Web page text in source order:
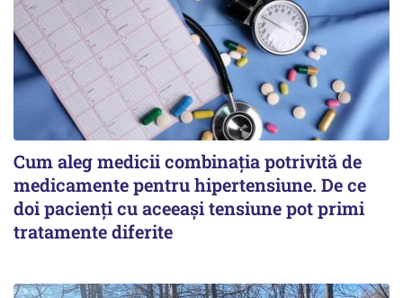
Cum aleg medicii combinația potrivită de
medicamente pentru hipertensiune. De ce
doi pacienți cu aceeași tensiune pot primi
tratamente diferite